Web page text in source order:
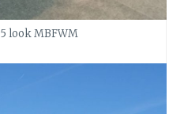
5 look MBFWM